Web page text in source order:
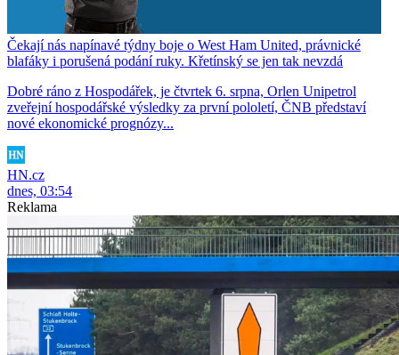
Čekají nás napínavé týdny boje o West Ham United, právnické
blafáky i porušená podání ruky. Křetínský se jen tak nevzdá
Dobré ráno z Hospodářek, je čtvrtek 6. srpna, Orlen Unipetrol
zveřejní hospodářské výsledky za první pololetí, ČNB představí
nové ekonomické prognózy...
HN.cz
dnes, 03:54
Reklama